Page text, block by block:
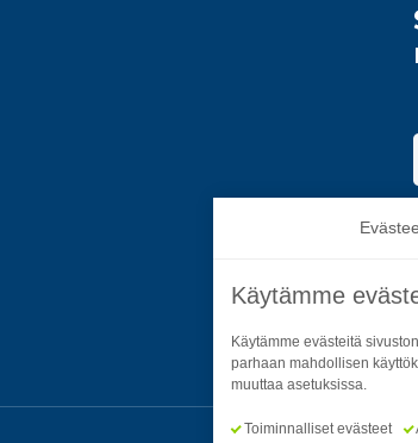
Käytämme
Käytämme evästeitä
parhaan mahdollisen
muuttaa asetuksissa.
Toiminnalliset evästeet